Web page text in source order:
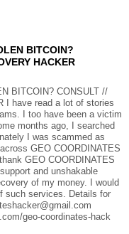
BITCOIN?
HACKER
BITCOIN? CONSULT //
I have read a lot of stories
I too have been a victim
months ago, I searched
I was scammed as
GEO COORDINATES
GEO COORDINATES
and unshakable
of my money. I would
such services. Details for
geo-coordinates-hack